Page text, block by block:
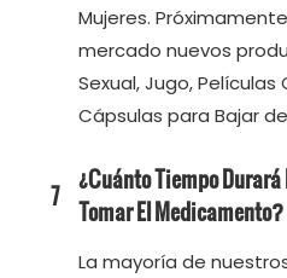
Mujeres.
mercado nuevos
Sexual, Jugo, Películas
Cápsulas para Bajar
7
¿Cuánto Tiempo Durará
Tomar El Medicamento?
La mayoría de